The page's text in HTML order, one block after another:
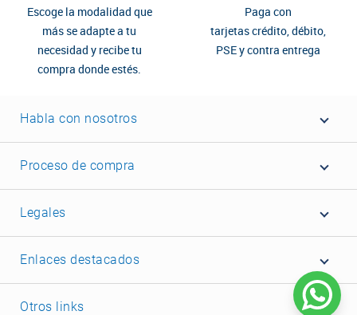
Escoge la modalidad que
más se adapte a tu
necesidad y recibe tu
compra donde estés.
Paga con
tarjetas crédito, débito,
PSE y contra entrega
Habla con nosotros
Proceso de compra
Legales
Enlaces destacados
Otros links